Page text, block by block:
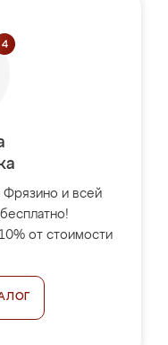
и всей
от стоимости